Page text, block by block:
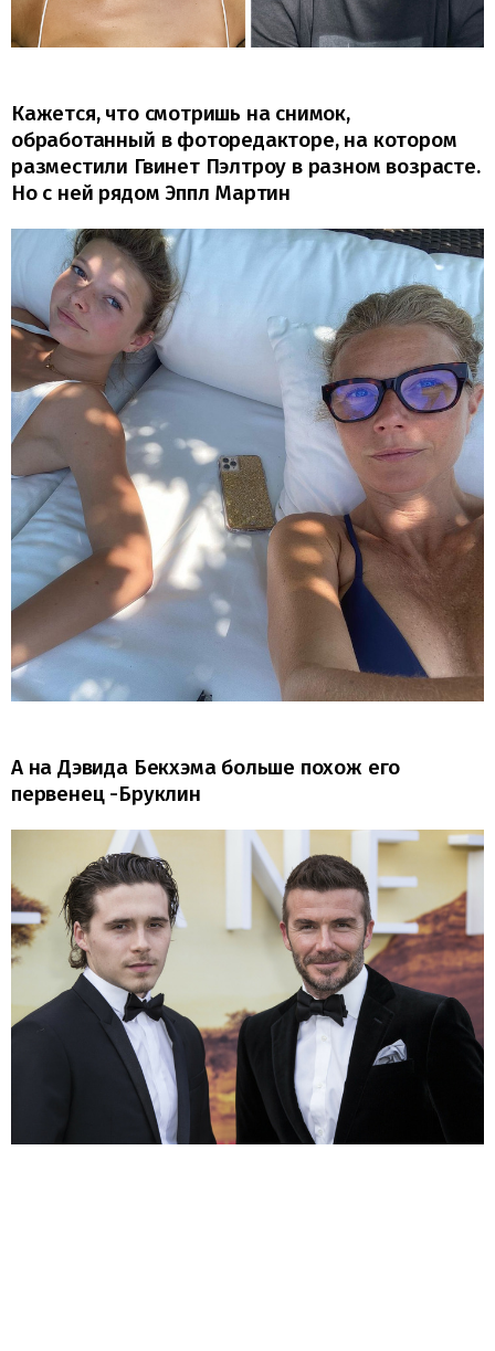
Кажется, что смотришь на снимок,
обработанный в фоторедакторе, на котором
разместили Гвинет Пэлтроу в разном возрасте.
Но с ней рядом Эппл Мартин
А на Дэвида Бекхэма больше похож его
первенец -Бруклин